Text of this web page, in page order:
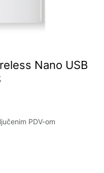
Nano USB
PDV-om